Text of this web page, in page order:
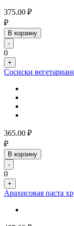
375.00 ₽
₽
В корзину
-
0
+
Сосиски
365.00 ₽
₽
В корзину
-
0
+
Арахисовая паста